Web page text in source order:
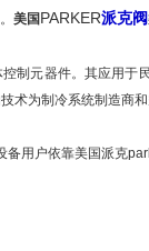
美国 PARKER派克阀
制元器件。其应用于
术为制冷系统制造商
用户依靠美国派克